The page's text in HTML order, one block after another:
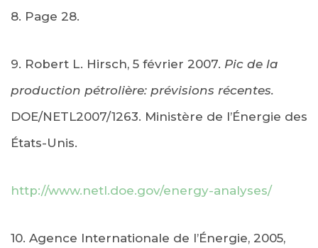
8. Page 28.
9. Robert L. Hirsch, 5 février 2007. Pic de la
production pétrolière: prévisions récentes.
DOE/NETL2007/1263. Ministère de l’Énergie des
États-Unis.
http://www.netl.doe.gov/energy-analyses/
10. Agence Internationale de l’Énergie, 2005,